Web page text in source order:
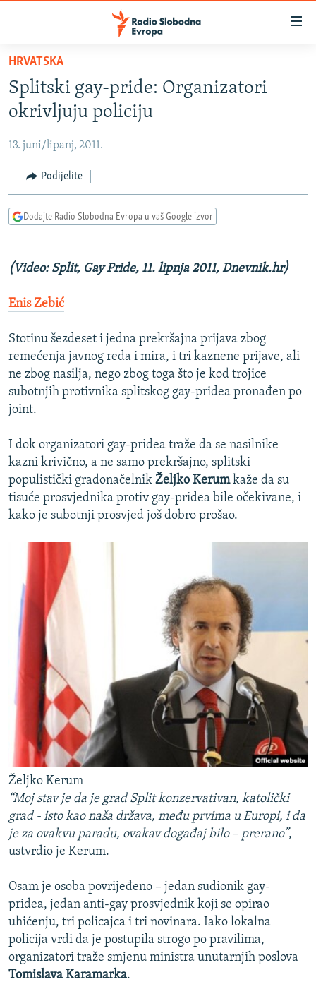
Pređite
glavni
sadržaj
na
navigaciju
Pređite
na
VIJESTI
BOSNA I HERCEGOVINA
KOSOVO
CRNA GORA
VIDEO
INFOGRAFIKE
PODCASTI
KINA NA BALKANU
RSE PRIČE IZ SVIJETA
ISPRIČAJ MI
DNEVNO@RSE
SPECIJALI RSE
VIŠE OD NASLOVA
POPLAVE I KLIZIŠTA U BIH 2024.
TV LIBERTY
POST SCRIPTUM
TRI DECENIJE OD RATA U BIH
SVE KARTE DEJTONA
NASTANAK I RASPAD JUGOSLAVIJE
Sve RFE/RL stranice
HRVATSKA
Splitski gay-pride: Organizatori
okrivljuju policiju
13. juni/lipanj, 2011.
Podijelite
Dodajte Radio Slobodna Evropa u vaš Google izvor
(Video: Split, Gay Pride, 11. lipnja 2011, Dnevnik.hr)
Enis Zebić
Stotinu šezdeset i jedna prekršajna prijava zbog
remećenja javnog reda i mira, i tri kaznene prijave, ali
ne zbog nasilja, nego zbog toga što je kod trojice
subotnjih protivnika splitskog gay-pridea pronađen po
joint.
I dok organizatori gay-pridea traže da se nasilnike
kazni krivično, a ne samo prekršajno, splitski
populistički gradonačelnik Željko Kerumkaže da su
tisuće prosvjednika protiv gay-pridea bile očekivane, i
kako je subotnji prosvjed još dobro prošao.
Željko Kerum
“Moj stav je da je grad Split konzervativan, katolički
grad - isto kao naša država, među prvima u Europi, i da
je za ovakvu paradu, ovakav događaj bilo – prerano”,
ustvrdio je Kerum.
Osam je osoba povrijeđeno – jedan sudionik gay-
pridea, jedan anti-gay prosvjednik koji se opirao
uhićenju, tri policajca i tri novinara. Iako lokalna
policija vrdi da je postupila strogo po pravilima,
organizatori traže smjenu ministra unutarnjih poslova
Tomislava Karamarka.